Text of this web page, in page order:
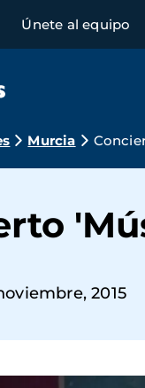
Únete al equipo
Murcia
2015